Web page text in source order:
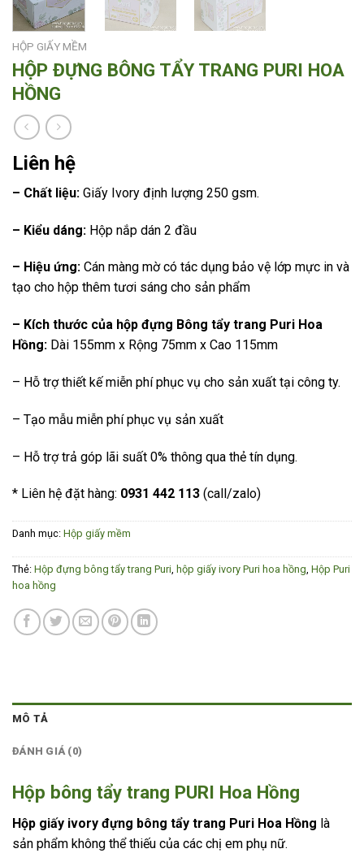
HỘP GIẤY MỀM
HỘP ĐỰNG BÔNG TẨY TRANG PURI HOA
HỒNG
Liên hệ
– Chất liệu: Giấy Ivory định lượng 250 gsm.
– Kiểu dáng: Hộp nắp dán 2 đầu
– Hiệu ứng: Cán màng mờ có tác dụng bảo vệ lớp mực in và
tạo cho hộp thêm tươi sáng cho sản phẩm
– Kích thước của hộp đựng Bông tẩy trang Puri Hoa
Hồng: Dài 155mm x Rộng 75mm x Cao 115mm
– Hỗ trợ thiết kế miễn phí phục vụ cho sản xuất tại công ty.
– Tạo mẫu miễn phí phục vụ sản xuất
– Hỗ trợ trả góp lãi suất 0% thông qua thẻ tín dụng.
* Liên hệ đặt hàng: 0931 442 113 (call/zalo)
Danh mục: Hộp giấy mềm
Thẻ: Hộp đựng bông tẩy trang Puri hộp giấy ivory Puri hoa hồng Hộp Puri
hoa hồng
MÔ TẢ
ĐÁNH GIÁ (0)
Hộp bông tẩy trang PURI Hoa Hồng
Hộp giấy ivory đựng bông tẩy trang Puri Hoa Hồng là
sản phẩm không thể thiếu của các chị em phụ nữ.